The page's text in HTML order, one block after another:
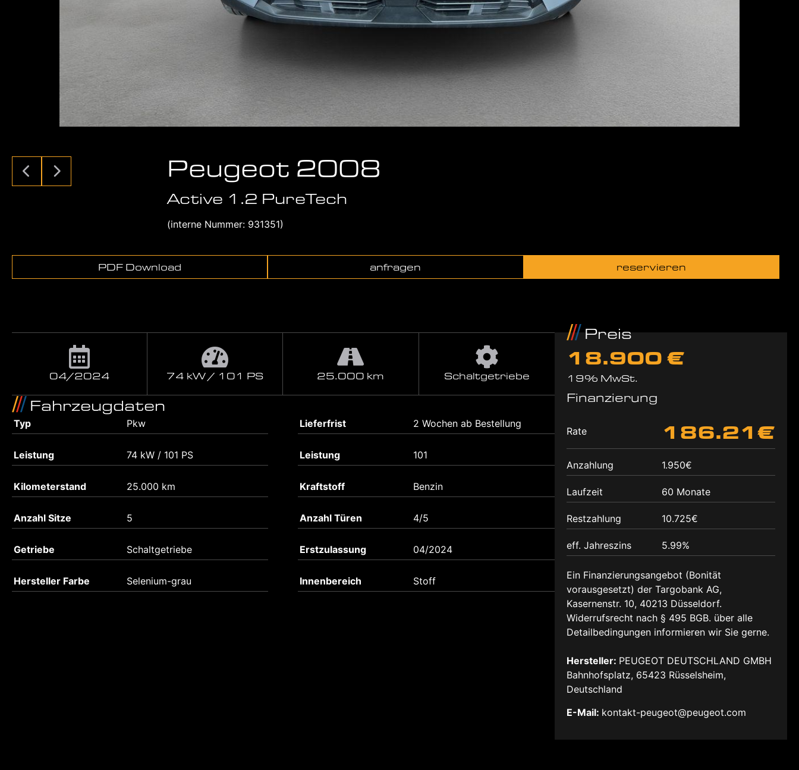
Peugeot 2008
Active 1.2 PureTech
(interne Nummer: 931351)
PDF Download anfragen reservieren
04/2024 74 kW / 101 PS 25.000 km Schaltgetriebe
Fahrzeugdaten
Typ Pkw Lieferfrist 2 Wochen ab Bestellung
Leistung 74 kW / 101 PS Leistung 101
Kilometerstand 25.000 km Kraftstoff Benzin
Anzahl Sitze 5 Anzahl Türen 4/5
Getriebe Schaltgetriebe Erstzulassung 04/2024
Hersteller Farbe Selenium-grau Innenbereich Stoff
Preis
18.900 €
19% MwSt.
Finanzierung
Rate 186.21€
Anzahlung 1.950€
Laufzeit 60 Monate
Restzahlung 10.725€
eff. Jahreszins 5.99%
Ein Finanzierungsangebot (Bonität
vorausgesetzt) der Targobank AG,
Kasernenstr. 10, 40213 Düsseldorf.
Widerrufsrecht nach § 495 BGB. über alle
Detailbedingungen informieren wir Sie gerne.
Hersteller: PEUGEOT DEUTSCHLAND GMBH
Bahnhofsplatz, 65423 Rüsselsheim,
Deutschland
E-Mail: kontakt-peugeot@peugeot.com